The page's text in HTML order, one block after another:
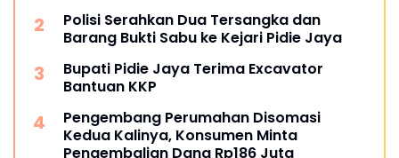
Polisi Serahkan Dua Tersangka dan
Barang Bukti Sabu ke Kejari Pidie Jaya
Bupati Pidie Jaya Terima Excavator
Bantuan KKP
Pengembang Perumahan Disomasi
Kedua Kalinya, Konsumen Minta
Pengembalian Dana Rp186 Juta